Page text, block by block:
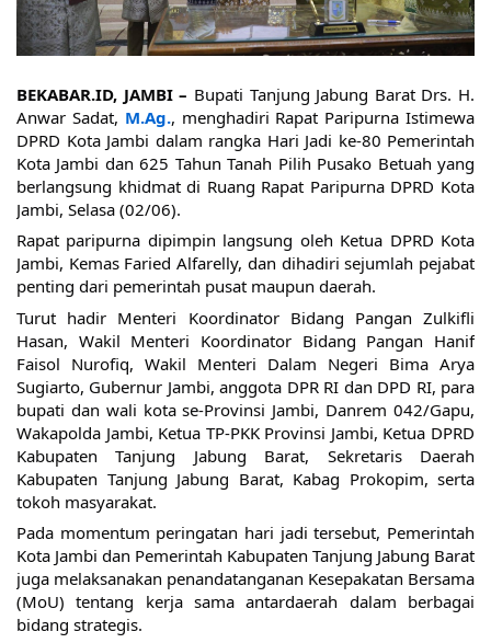
BEKABAR.ID, JAMBI – Bupati Tanjung Jabung Barat Drs. H.
Anwar Sadat, M.Ag., menghadiri Rapat Paripurna Istimewa
DPRD Kota Jambi dalam rangka Hari Jadi ke-80 Pemerintah
Kota Jambi dan 625 Tahun Tanah Pilih Pusako Betuah yang
berlangsung khidmat di Ruang Rapat Paripurna DPRD Kota
Jambi, Selasa (02/06).
Rapat paripurna dipimpin langsung oleh Ketua DPRD Kota
Jambi, Kemas Faried Alfarelly, dan dihadiri sejumlah pejabat
penting dari pemerintah pusat maupun daerah.
Turut hadir Menteri Koordinator Bidang Pangan Zulkifli
Hasan, Wakil Menteri Koordinator Bidang Pangan Hanif
Faisol Nurofiq, Wakil Menteri Dalam Negeri Bima Arya
Sugiarto, Gubernur Jambi, anggota DPR RI dan DPD RI, para
bupati dan wali kota se-Provinsi Jambi, Danrem 042/Gapu,
Wakapolda Jambi, Ketua TP-PKK Provinsi Jambi, Ketua DPRD
Kabupaten Tanjung Jabung Barat, Sekretaris Daerah
Kabupaten Tanjung Jabung Barat, Kabag Prokopim, serta
tokoh masyarakat.
Pada momentum peringatan hari jadi tersebut, Pemerintah
Kota Jambi dan Pemerintah Kabupaten Tanjung Jabung Barat
juga melaksanakan penandatanganan Kesepakatan Bersama
(MoU) tentang kerja sama antardaerah dalam berbagai
bidang strategis.